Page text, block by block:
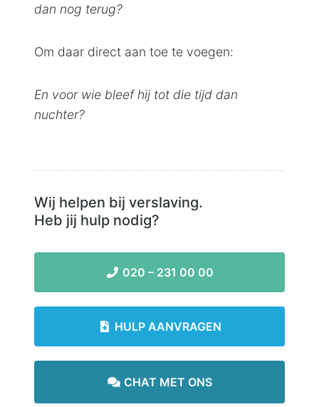
dan nog terug?
Om daar direct aan toe te voegen:
En voor wie bleef hij tot die tijd dan
nuchter?
Wij helpen bij verslaving.
Heb jij hulp nodig?
020 – 231 00 00
HULP AANVRAGEN
CHAT MET ONS